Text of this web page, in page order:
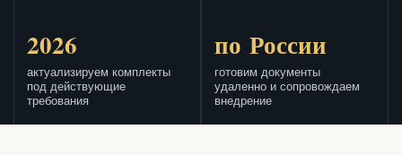
2026
актуализируем комплекты
под действующие
требования
по России
готовим документы
удаленно и сопровождаем
внедрение